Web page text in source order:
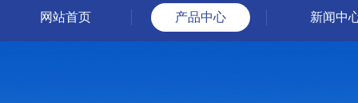
网站首页 产品中心 新闻中